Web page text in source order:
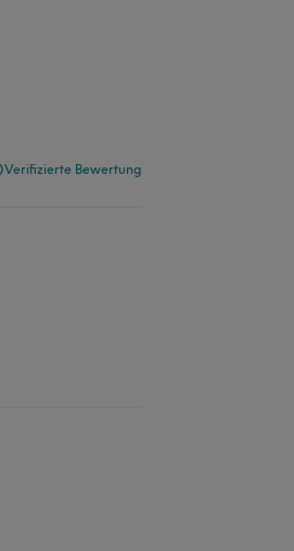
Verifizierte Bewertung